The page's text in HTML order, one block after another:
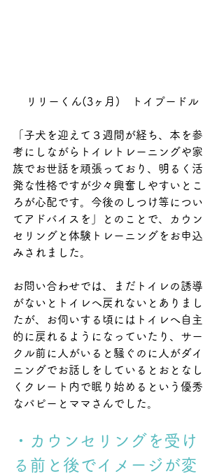
リリーくん(3ヶ月)　トイプードル
「子犬を迎えて３週間が経ち、本を参
考にしながらトイレトレーニングや家
族でお世話を頑張っており、明るく活
発な性格ですが少々興奮しやすいとこ
ろが心配です。今後のしつけ等につい
てアドバイスを」とのことで、カウン
セリングと体験トレーニングをお申込
みされました。
お問い合わせでは、まだトイレの誘導
がないとトイレへ戻れないとありまし
たが、お伺いする頃にはトイレへ自主
的に戻れるようになっていたり、サー
クル前に人がいると騒ぐのに人がダイ
ニングでお話しをしているとおとなし
くクレート内で眠り始めるという優秀
なパピーとママさんでした。
・カウンセリングを受け
る前と後でイメージが変